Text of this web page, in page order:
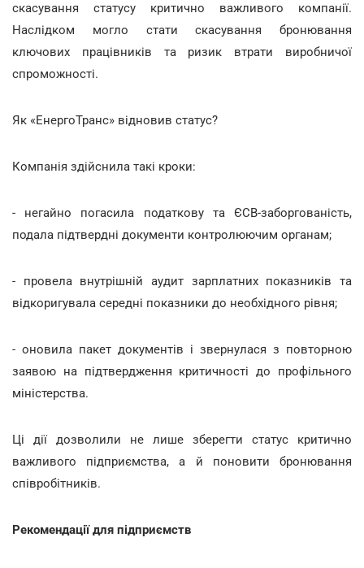
скасування статусу критично важливого компанії.
Наслідком могло стати скасування бронювання
ключових працівників та ризик втрати виробничої
спроможності.
Як «ЕнергоТранс» відновив статус?
Компанія здійснила такі кроки:
- негайно погасила податкову та ЄСВ-заборгованість,
подала підтвердні документи контролюючим органам;
- провела внутрішній аудит зарплатних показників та
відкоригувала середні показники до необхідного рівня;
- оновила пакет документів і звернулася з повторною
заявою на підтвердження критичності до профільного
міністерства.
Ці дії дозволили не лише зберегти статус критично
важливого підприємства, а й поновити бронювання
співробітників.
Рекомендації для підприємств